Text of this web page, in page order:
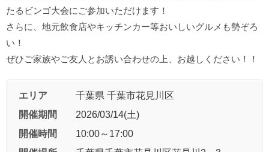
たるビンゴ大会にご参加いただけます！
さらに、地元飲食店やキッチンカー等おいしいグルメも勢ぞろ
い！
ぜひご家族やご友人とお誘い合わせの上、お越しください！！
エリア
千葉県 千葉市花見川区
開催期間
2026/03/14(土)
開催時間
10:00～17:00